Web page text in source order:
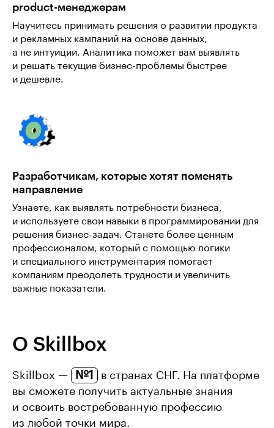
product-менеджерам
Научитесь принимать решения о развитии продукта
и рекламных кампаний на основе данных,
а не интуиции. Аналитика поможет вам выявлять
и решать текущие бизнес-проблемы быстрее
и дешевле.
Разработчикам, которые хотят поменять
направление
Узнаете, как выявлять потребности бизнеса,
и используете свои навыки в программировании для
решения бизнес-задач. Станете более ценным
профессионалом, который с помощью логики
и специального инструментария помогает
компаниям преодолеть трудности и увеличить
важные показатели.
О Skillbox
Skillbox — №1
в странах СНГ. На платформе
вы сможете получить актуальные знания
и освоить востребованную профессию
из любой точки мира.